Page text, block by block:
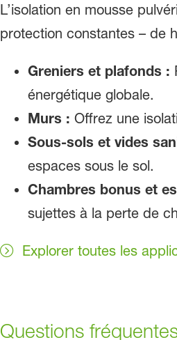
L’isolation en mousse
protection constantes – de
Greniers et plafonds :
énergétique globale.
Murs : Offrez une
Sous-sols et vides
espaces sous le sol.
Chambres bonus et
sujettes à la perte de
Explorer toutes les
Questions